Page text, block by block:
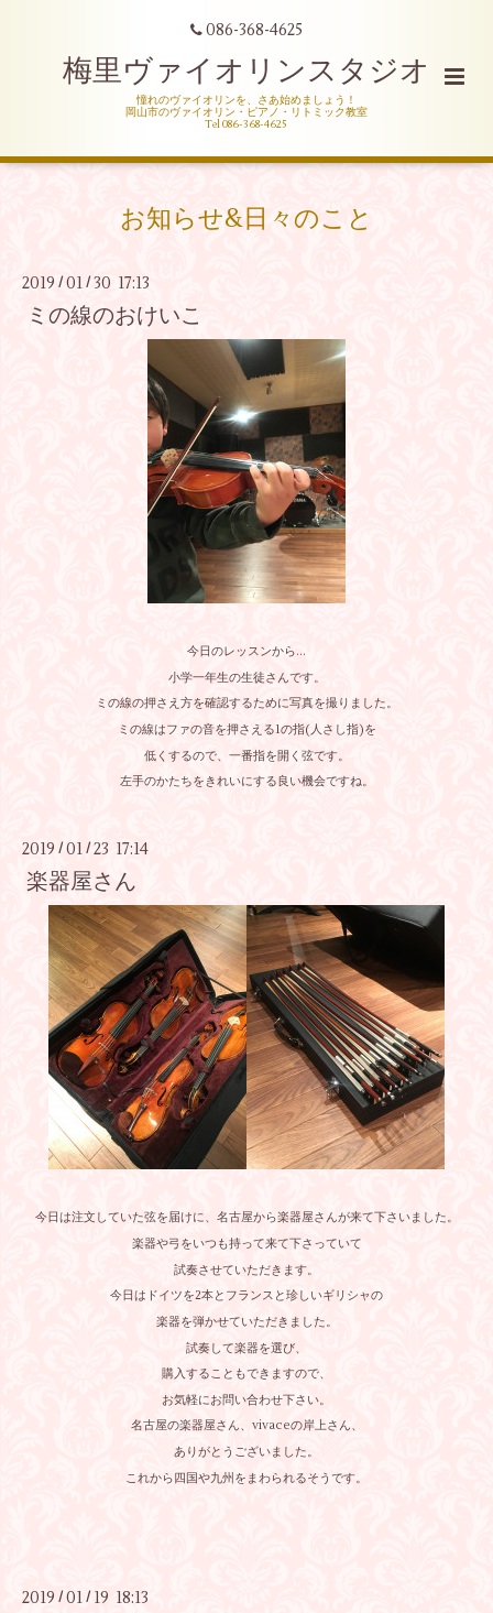
086-368-4625
梅里ヴァイオリンスタジオ
憧れのヴァイオリンを、さあ始めましょう！
岡山市のヴァイオリン・ピアノ・リトミック教室
Tel 086-368-4625
お知らせ&日々のこと
2019 /01 /30 17:13
ミの線のおけいこ
今日のレッスンから…
小学一年生の生徒さんです。
ミの線の押さえ方を確認するために写真を撮りました。
ミの線はファの音を押さえる1の指(人さし指)を
低くするので、一番指を開く弦です。
左手のかたちをきれいにする良い機会ですね。
2019 / 01 /23 17:14
楽器屋さん
今日は注文していた弦を届けに、名古屋から楽器屋さんが来て下さいました。
楽器や弓をいつも持って来て下さっていて
試奏させていただきます。
今日はドイツを2本とフランスと珍しいギリシャの
楽器を弾かせていただきました。
試奏して楽器を選び、
購入することもできますので、
お気軽にお問い合わせ下さい。
名古屋の楽器屋さん、vivaceの岸上さん、
ありがとうございました。
これから四国や九州をまわられるそうです。
2019 / 01 / 19 18:13